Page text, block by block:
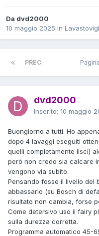
Da dvd2000
10 maggio 2025 in
PREC
dvd2000
Inserito: 10 maggio
Buongiorno a tutti. Ho
dopo 4 lavaggi eseguiti
quelli completamente lisci)
però non credo sia calcare
vengono via subito.
Pensando fosse il livello del
abbassarlo (su Bosch di
risultato non cambia, forse
Come detersivo uso il fairy
sulla durezza corretta.
Programma automatico 45-